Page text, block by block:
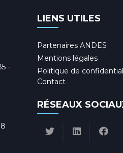
–
LIENS UTILES
Partenaires ANDES
Mentions légales
Politique de
Contact
RÉSEAUX